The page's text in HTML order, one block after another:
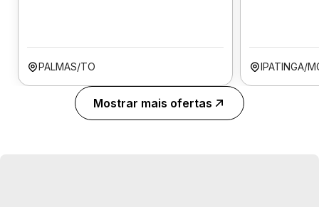
PALMAS/TO IPATINGA/
Mostrar mais ofertas